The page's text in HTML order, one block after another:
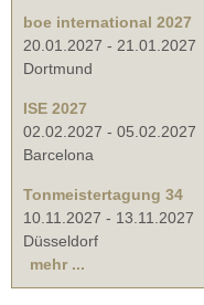
boe international 2027
20.01.2027 - 21.01.2027
Dortmund
ISE 2027
02.02.2027 - 05.02.2027
Barcelona
Tonmeistertagung 34
10.11.2027 - 13.11.2027
Düsseldorf
mehr ...